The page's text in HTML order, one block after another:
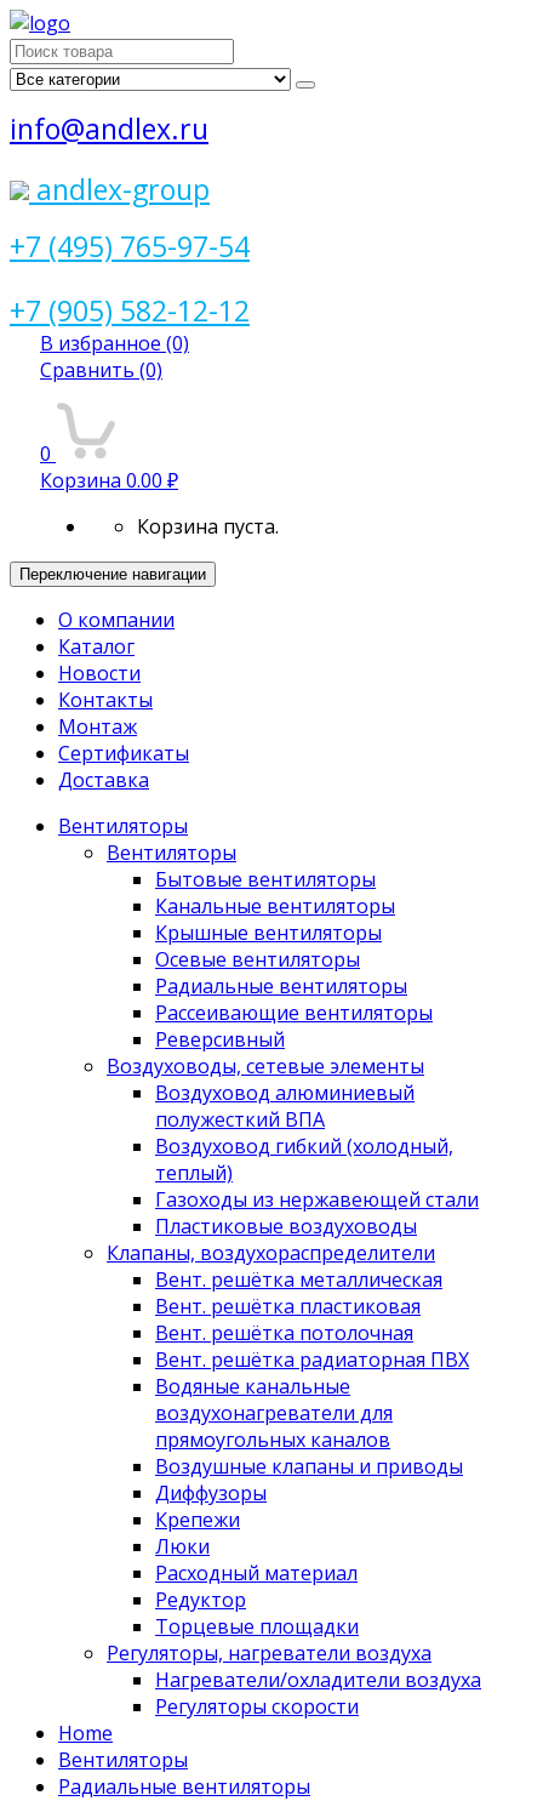
Поиск
для:
info@andlex.ru
andlex-group
+7 (495) 765-97-54
+7 (905) 582-12-12
В избранное (0)
Сравнить (0)
0
Корзина 0.00 ₽
Корзина пуста.
Переключение навигации
О компании
Каталог
Новости
Контакты
Монтаж
Сертификаты
Доставка
Вентиляторы
Вентиляторы
Бытовые вентиляторы
Канальные вентиляторы
Крышные вентиляторы
Осевые вентиляторы
Радиальные вентиляторы
Рассеивающие вентиляторы
Реверсивный
Воздуховоды, сетевые элементы
Воздуховод алюминиевый
полужесткий ВПА
Воздуховод гибкий (холодный,
теплый)
Газоходы из нержавеющей стали
Пластиковые воздуховоды
Клапаны, воздухораспределители
Вент. решётка металлическая
Вент. решётка пластиковая
Вент. решётка потолочная
Вент. решётка радиаторная ПВХ
Водяные канальные
воздухонагреватели для
прямоугольных каналов
Воздушные клапаны и приводы
Диффузоры
Крепежи
Люки
Расходный материал
Редуктор
Торцевые площадки
Регуляторы, нагреватели воздуха
Нагреватели/охладители воздуха
Регуляторы скорости
Home
Вентиляторы
Радиальные вентиляторы